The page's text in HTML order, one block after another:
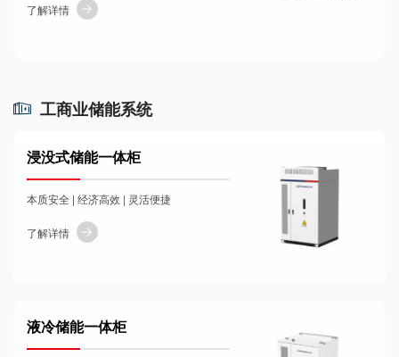
了解详情
工商业储能系统
浸没式储能一体柜
本质安全 | 经济高效 | 灵活便捷
了解详情
液冷储能一体柜